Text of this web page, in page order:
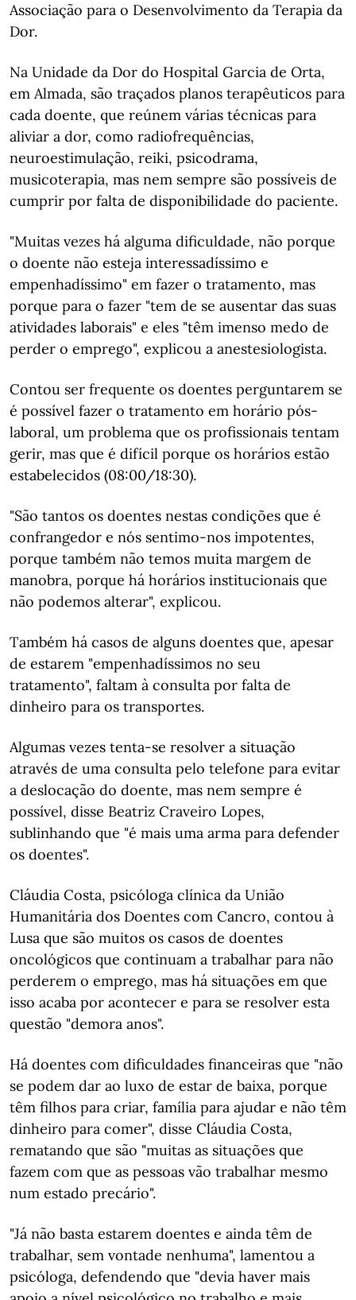
Associação para o Desenvolvimento da Terapia da
Dor.
Na Unidade da Dor do Hospital Garcia de Orta,
em Almada, são traçados planos terapêuticos para
cada doente, que reúnem várias técnicas para
aliviar a dor, como radiofrequências,
neuroestimulação, reiki, psicodrama,
musicoterapia, mas nem sempre são possíveis de
cumprir por falta de disponibilidade do paciente.
"Muitas vezes há alguma dificuldade, não porque
o doente não esteja interessadíssimo e
empenhadíssimo" em fazer o tratamento, mas
porque para o fazer "tem de se ausentar das suas
atividades laborais" e eles "têm imenso medo de
perder o emprego", explicou a anestesiologista.
Contou ser frequente os doentes perguntarem se
é possível fazer o tratamento em horário pós-
laboral, um problema que os profissionais tentam
gerir, mas que é difícil porque os horários estão
estabelecidos (08:00/18:30).
"São tantos os doentes nestas condições que é
confrangedor e nós sentimo-nos impotentes,
porque também não temos muita margem de
manobra, porque há horários institucionais que
não podemos alterar", explicou.
Também há casos de alguns doentes que, apesar
de estarem "empenhadíssimos no seu
tratamento", faltam à consulta por falta de
dinheiro para os transportes.
Algumas vezes tenta-se resolver a situação
através de uma consulta pelo telefone para evitar
a deslocação do doente, mas nem sempre é
possível, disse Beatriz Craveiro Lopes,
sublinhando que "é mais uma arma para defender
os doentes".
Cláudia Costa, psicóloga clínica da União
Humanitária dos Doentes com Cancro, contou à
Lusa que são muitos os casos de doentes
oncológicos que continuam a trabalhar para não
perderem o emprego, mas há situações em que
isso acaba por acontecer e para se resolver esta
questão "demora anos".
Há doentes com dificuldades financeiras que "não
se podem dar ao luxo de estar de baixa, porque
têm filhos para criar, família para ajudar e não têm
dinheiro para comer", disse Cláudia Costa,
rematando que são "muitas as situações que
fazem com que as pessoas vão trabalhar mesmo
num estado precário".
"Já não basta estarem doentes e ainda têm de
trabalhar, sem vontade nenhuma", lamentou a
psicóloga, defendendo que "devia haver mais